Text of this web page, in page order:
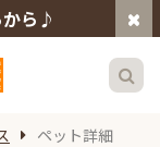
から♪
ペット詳細